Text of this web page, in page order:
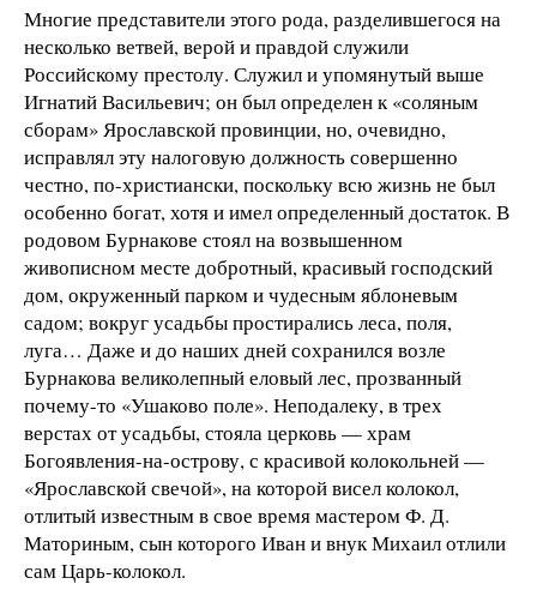
Многие представители этого рода, разделившегося на
несколько ветвей, верой и правдой служили
Российскому престолу. Служил и упомянутый выше
Игнатий Васильевич; он был определен к «соляным
сборам» Ярославской провинции, но, очевидно,
исправлял эту налоговую должность совершенно
честно, по-христиански, поскольку всю жизнь не был
особенно богат, хотя и имел определенный достаток. В
родовом Бурнакове стоял на возвышенном
живописном месте добротный, красивый господский
дом, окруженный парком и чудесным яблоневым
садом; вокруг усадьбы простирались леса, поля,
луга… Даже и до наших дней сохранился возле
Бурнакова великолепный еловый лес, прозванный
почему-то «Ушаково поле». Неподалеку, в трех
верстах от усадьбы, стояла церковь — храм
Богоявления-на-острову, с красивой колокольней —
«Ярославской свечой», на которой висел колокол,
отлитый известным в свое время мастером Ф. Д.
Маториным, сын которого Иван и внук Михаил отлили
сам Царь-колокол.